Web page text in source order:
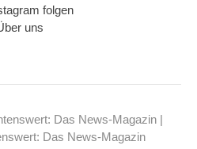
folgen
uns
Das News-Magazin |
Das News-Magazin